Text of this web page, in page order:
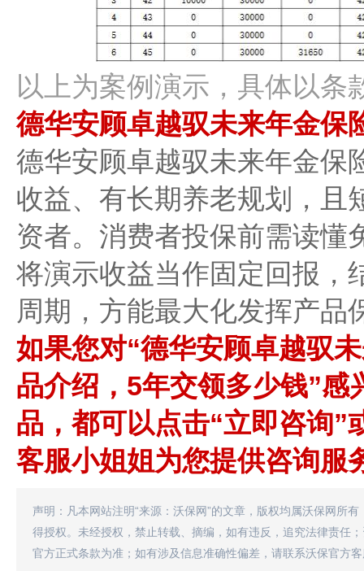
以上为案例演示，具体以条
德华安顾卓越驭未来年金保
德华安顾卓越驭未来年金保
收益、有长期养老规划，且
资者。消费者投保前需读懂
将演示收益当作固定回报，
周期，方能最大化发挥产品
如果您对“德华安顾卓越驭
品介绍，5年交领多少钱”感
品，都可以点击“立即咨询”
客服小姐姐为您提供咨询服
声明：凡本网站注明“来源：沃保网”的文章，版权均属沃保网所
得授权。未经授权，禁止转载、摘编，如有违反，追究法律责任
官方正式条款为准；如有涉及信息准确性偏差，请联系沃保官方